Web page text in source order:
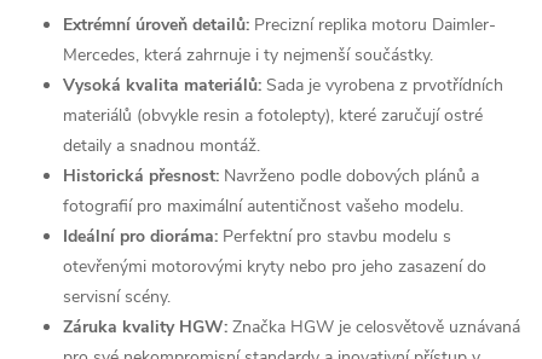
Extrémní úroveň detailů: Precizní replika motoru Daimler-
Mercedes, která zahrnuje i ty nejmenší součástky.
Vysoká kvalita materiálů: Sada je vyrobena z prvotřídních
materiálů (obvykle resin a fotolepty), které zaručují ostré
detaily a snadnou montáž.
Historická přesnost: Navrženo podle dobových plánů a
fotografií pro maximální autentičnost vašeho modelu.
Ideální pro dioráma: Perfektní pro stavbu modelu s
otevřenými motorovými kryty nebo pro jeho zasazení do
servisní scény.
Záruka kvality HGW: Značka HGW je celosvětově uznávaná